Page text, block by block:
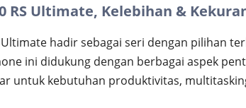
RS Ultimate, Kelebihan &
hadir sebagai seri dengan pilihan
ini didukung dengan berbagai aspek
untuk kebutuhan produktivitas,